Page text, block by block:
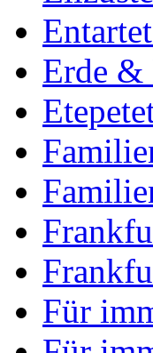
Entartet
Erde &
Für